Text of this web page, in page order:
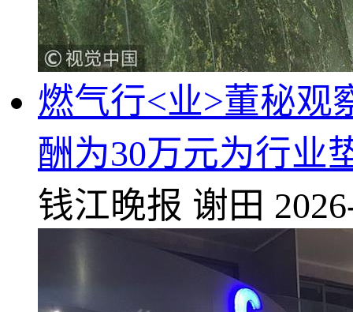
燃气行<业>董秘观
酬为30万元为行业
钱江晚报 谢田